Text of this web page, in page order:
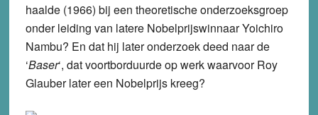
haalde (1966) bij een theoretische onderzoeksgroep
onder leiding van latere Nobelprijswinnaar Yoichiro
Nambu? En dat hij later onderzoek deed naar de
‘Baser‘, dat voortborduurde op werk waarvoor Roy
Glauber later een Nobelprijs kreeg?